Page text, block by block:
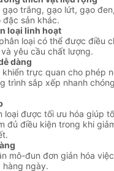
gạo trắng, gạo lứt, gạo
sản khác.
loại linh hoạt
loại có thể được điều
yêu cầu chất lượng.
dàng
khiển trực quan cho phép
trình sắp xếp nhanh
loại được tối ưu hóa giúp
đủ điều kiện trong khi
mô-đun đơn giản hóa
hàng ngày.